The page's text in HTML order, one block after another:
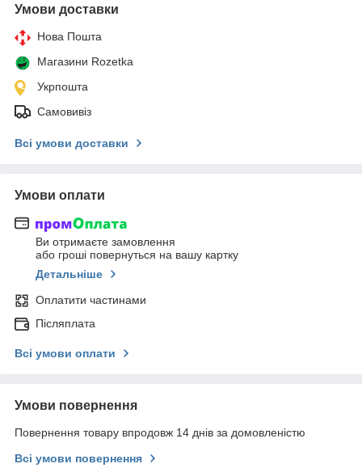
Умови доставки
Нова Пошта
Магазини Rozetka
Укрпошта
Самовивіз
Всі умови доставки
Умови оплати
Ви отримаєте замовлення
або гроші повернуться на вашу картку
Детальніше
Оплатити частинами
Післяплата
Всі умови оплати
Умови повернення
Повернення товару впродовж 14 днів за домовленістю
Всі умови повернення